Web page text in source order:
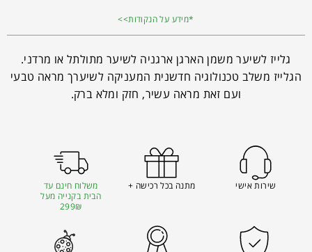
*מידע על הנקודות>>
גלייז לשיער משמן הארגן ארגניה לשיער מתולתל או מרדני.
הגלייז משלב טכנולוגיה חדשנית המעניקה לשיערך מראה טבעי
ועם זאת מראה עשיר, חזק ומלא ברק.
שירות אישי מתנה בכל רכישה +
משלוח חינם עד
הבית בקנייה מעל
299₪